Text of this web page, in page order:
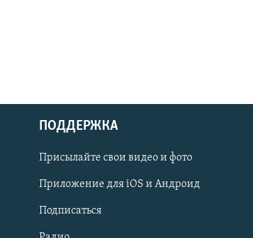
Українською
Qırımtatar
ПРИСОЕДИНЯЙТЕСЬ!
ПОДДЕРЖКА
Присылайте свои видео и фото
Приложение для iOS и Андроид
Подписаться